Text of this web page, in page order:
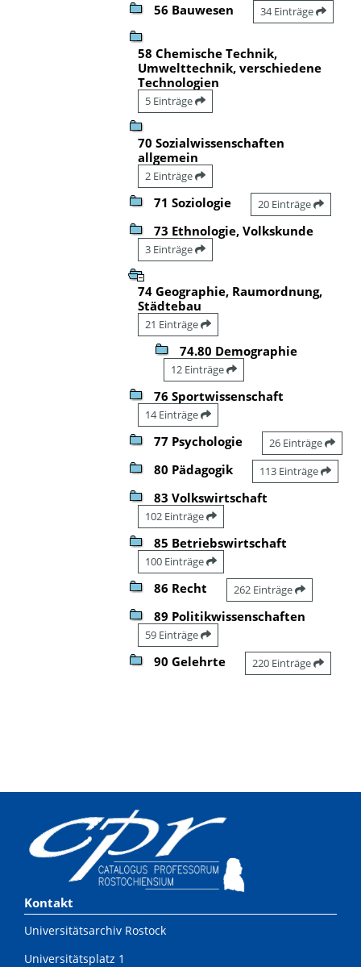
56 Bauwesen 34 Einträge
58 Chemische Technik,
Umwelttechnik, verschiedene
Technologien
5 Einträge
70 Sozialwissenschaften
allgemein
2 Einträge
71 Soziologie 20 Einträge
73 Ethnologie, Volkskunde
3 Einträge
74 Geographie, Raumordnung,
Städtebau
21 Einträge
74.80 Demographie
12 Einträge
76 Sportwissenschaft
14 Einträge
77 Psychologie 26 Einträge
80 Pädagogik 113 Einträge
83 Volkswirtschaft
102 Einträge
85 Betriebswirtschaft
100 Einträge
86 Recht 262 Einträge
89 Politikwissenschaften
59 Einträge
90 Gelehrte 220 Einträge
Kontakt
Universitätsarchiv Rostock
Universitätsplatz 1